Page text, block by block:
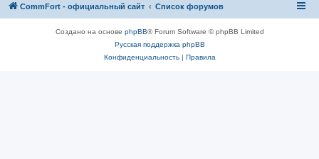
CommFort - официальный сайт Список форумов
Создано на основе phpBB® Forum Software © phpBB Limited
Русская поддержка phpBB
Конфиденциальность| Правила